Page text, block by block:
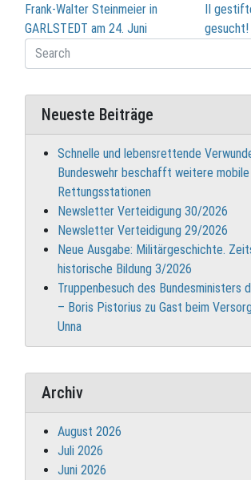
Frank-Walter Steinmeier in
GARLSTEDT am 24. Juni
II
gesucht!
Neueste Beiträge
Schnelle und lebensrettende
Bundeswehr beschafft weitere mobile
Rettungsstationen
Newsletter Verteidigung 30/2026
Newsletter Verteidigung 29/2026
Neue Ausgabe: Militärgeschichte.
historische Bildung 3/2026
Truppenbesuch des Bundesministers
– Boris Pistorius zu Gast beim
Unna
Archiv
August 2026
Juli 2026
Juni 2026